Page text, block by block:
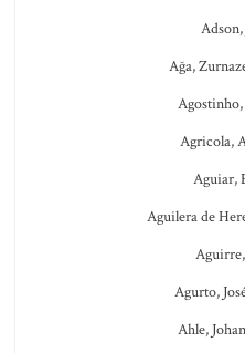
Ağa,
Agricola,
Aguiar,
Aguilera de
Agurto,
Ahle,